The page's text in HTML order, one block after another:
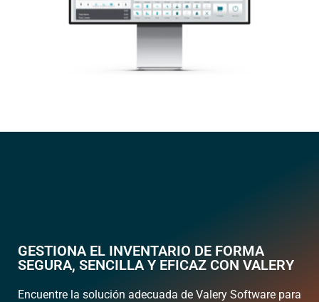
GESTIONA EL INVENTARIO DE FORMA
SEGURA, SENCILLA Y EFICAZ CON VALERY
Encuentre la solución adecuada de Valery Software para